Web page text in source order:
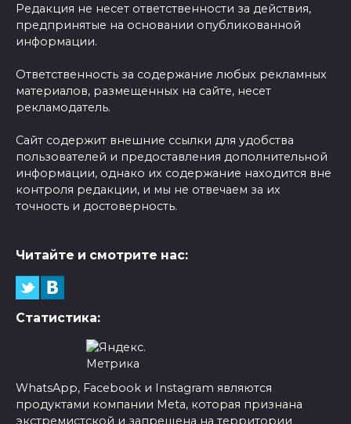
Редакция не несет ответственности за действия,
предпринятые на основании опубликованной
информации.
Ответственность за содержание любых рекламных
материалов, размещенных на сайте, несет
рекламодатель.
Сайт содержит внешние ссылки для удобства
пользователей и предоставления дополнительной
информации, однако их содержание находится вне
контроля редакции, и мы не отвечаем за их
точность и достоверность.
Читайте и смотрите нас:
Статистика:
WhatsApp, Facebook и Instagram являются
продуктами компании Meta, которая признана
экстремистской и запрещена на территории